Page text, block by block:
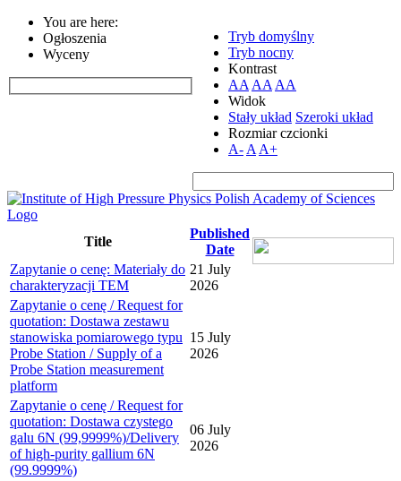
Tryb domyślny
Tryb nocny
Kontrast
AA AA AA
Widok
Stały układ Szeroki układ
Rozmiar czcionki
A- A A+
You are here:
Ogłoszenia
Wyceny
Title
Published
Date
Zapytanie o cenę: Materiały do
charakteryzacji TEM
21 July
2026
Zapytanie o cenę / Request for
quotation: Dostawa zestawu
stanowiska pomiarowego typu
Probe Station / Supply of a
Probe Station measurement
platform
15 July
2026
Zapytanie o cenę / Request for
quotation: Dostawa czystego
galu 6N (99,9999%)/Delivery
of high-purity gallium 6N
(99.9999%)
06 July
2026